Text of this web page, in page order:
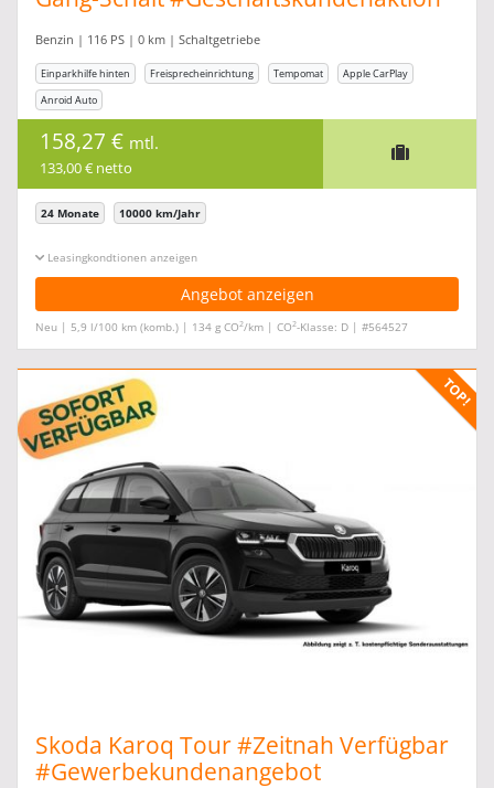
Benzin | 116 PS | 0 km | Schaltgetriebe
Einparkhilfe hinten Freisprecheinrichtung Tempomat
Apple CarPlay
Anroid Auto
158,27 € mtl.
133,00 € netto
24 Monate 10000 km/Jahr
Leasingkonditionen ein-/ausblenden
Angebot anzeigen
Neu | 5,9 l/100 km (komb.) | 134 g CO2/km | CO2-Klasse: D | #564527
Skoda Karoq Tour #Zeitnah Verfügbar
#Gewerbekundenangebot